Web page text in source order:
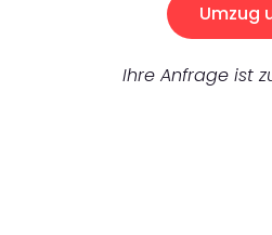
Umzug
Ihre Anfrage ist